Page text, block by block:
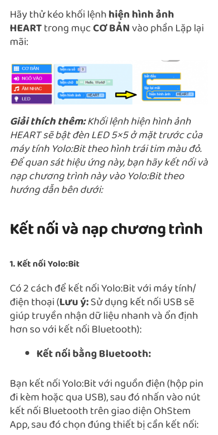
Hãy thử kéo khối lệnhhiện hình ảnh
HEARTtrong mụcCƠ BẢNvào phần Lặp lại
mãi:
Giải thích thêm:Khối lệnh hiện hình ảnh
HEART sẽ bật đèn LED 5×5 ở mặt trước của
máy tính Yolo:Bit theo hình trái tim màu đỏ.
Để quan sát hiệu ứng này, bạn hãy kết nối và
nạp chương trình này vào Yolo:Bit theo
hướng dẫn bên dưới:
Kết nối và nạp chương trình
1. Kết nối Yolo:Bit
Có 2 cách để kết nối Yolo:Bit với máy tính/
điện thoại (Lưu ý:Sử dụng kết nối USB sẽ
giúp truyền nhận dữ liệu nhanh và ổn định
hơn so với kết nối Bluetooth):
Kết nối bằng Bluetooth:
Bạn kết nối Yolo:Bit với nguồn điện (hộp pin
đi kèm hoặc qua USB), sau đó nhấn vào nút
kết nối Bluetooth trên giao diện OhStem
App, sau đó chọn đúng thiết bị cần kết nối: